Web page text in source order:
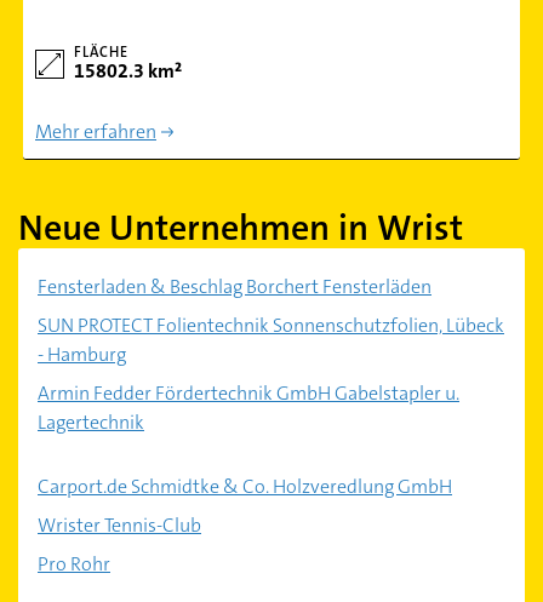
FLÄCHE
15802.3 km²
Mehr erfahren
Neue Unternehmen in Wrist
Fensterladen & Beschlag Borchert Fensterläden
SUN PROTECT Folientechnik Sonnenschutzfolien, Lübeck
- Hamburg
Armin Fedder Fördertechnik GmbH Gabelstapler u.
Lagertechnik
Carport.de Schmidtke & Co. Holzveredlung GmbH
Wrister Tennis-Club
Pro Rohr